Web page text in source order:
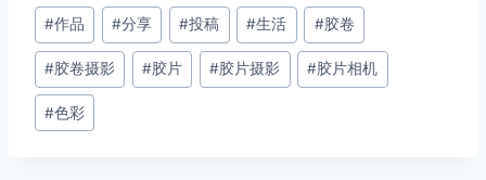
文
章
标
签：
#作品 #分享 #投稿 #生活 #胶卷
#胶卷摄影 #胶片 #胶片摄影 #胶片相机
#色彩